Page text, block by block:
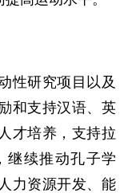
研究项目以及
和支持汉语、英
才培养，支持拉
继续推动孔子学
力资源开发、能